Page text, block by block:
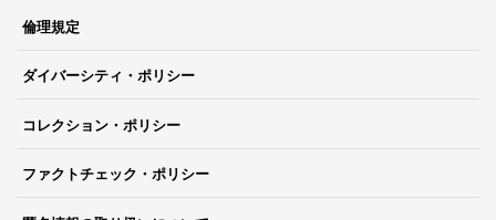
倫理規定
ダイバーシティ・ポリシー
コレクション・ポリシー
ファクトチェック・ポリシー